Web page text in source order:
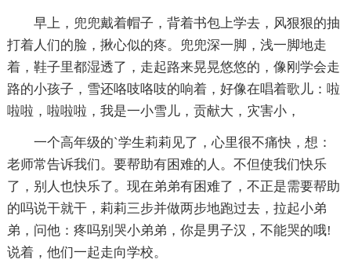
早上，兜兜戴着帽子，背着书包上学去，风狠狠的抽
打着人们的脸，揪心似的疼。兜兜深一脚，浅一脚地走
着，鞋子里都湿透了，走起路来晃晃悠悠的，像刚学会走
路的小孩子，雪还咯吱咯吱的响着，好像在唱着歌儿：啦
啦啦，啦啦啦，我是一小雪儿，贡献大，灾害小，
一个高年级的`学生莉莉见了，心里很不痛快，想：
老师常告诉我们。要帮助有困难的人。不但使我们快乐
了，别人也快乐了。现在弟弟有困难了，不正是需要帮助
的吗说干就干，莉莉三步并做两步地跑过去，拉起小弟
弟，问他：疼吗别哭小弟弟，你是男子汉，不能哭的哦!
说着，他们一起走向学校。